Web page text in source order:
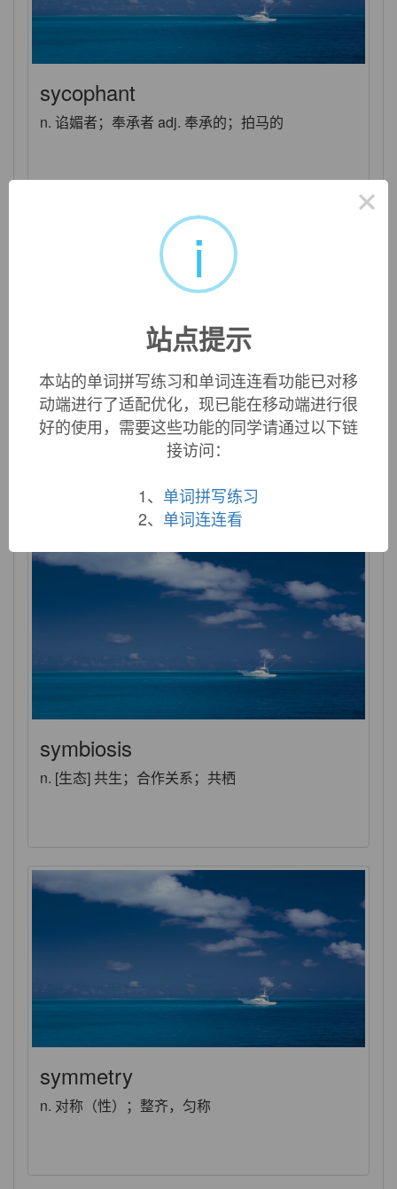
sycophant
n. 谄媚者；奉承者 adj. 奉承的；拍马的
syllabus
n. 教学大纲，摘要；课程表
symbiosis
n. [生态] 共生；合作关系；共栖
symmetry
n. 对称（性）；整齐，匀称
×
i
站点提示
本站的单词拼写练习和单词连连看功能已对移
动端进行了适配优化，现已能在移动端进行很
好的使用，需要这些功能的同学请通过以下链
接访问：
1、 单词拼写练习
2、 单词连连看